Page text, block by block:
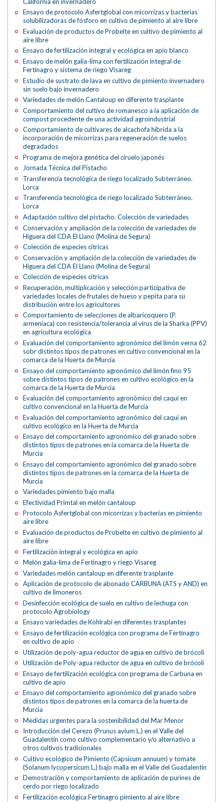
Ensayo de protocolo Asfertglobal con micorrizas y bacterias
solubilizadoras de fósforo en cultivo de pimiento al aire libre
Evaluación de productos de Probelte en cultivo de pimiento al
aire libre
Ensayo de fertilización integral y ecológica en apio blanco
Ensayo de melón galia-lima con fertilización integral de
Fertinagro y sistema de riego Visareg
Estudio de sustrato de lava en cultivo de pimiento invernadero
sin suelo bajo invernadero
Variedades de melón Cantaloup en diferente trasplante
Comportamiento del cultivo de romanesco a la aplicación de
compost procedente de una actividad agroindustrial
Comportamiento de cultivares de alcachofa híbrida a la
incorporación de micorrizas para regeneración de suelos
degradados
Programa de mejora genética del ciruelo japonés
Jornada Técnica del Pistacho
Transferencia tecnológica de riego localizado Subterráneo.
Lorca
Transferencia tecnológica de riego localizado Subterráneo.
Lorca
Adaptación cultivo del pistacho. Colección de variedades
Conservación y ampliación de la colección de variedades de
Higuera del CDA El Llano (Molina de Segura)
Colección de especies cítricas
Conservación y ampliación de la colección de variedades de
Higuera del CDA El Llano (Molina de Segura)
Colección de especies cítricas
Recuperación, multiplicación y selección participativa de
variedades locales de frutales de hueso y pepita para su
distribución entre los agricultores
Comportamiento de selecciones de albaricoquero (P.
armeniaca) con resistencia/tolerancia al virus de la Sharka (PPV)
en agricultura ecológica
Evaluación del comportamiento agronómico del limón verna 62
sobr distintos tipos de patrones en cultivo convencional en la
comarca de la Huerta de Murcia
Ensayo del comportamiento agronómico del limón fino 95
sobre distintos tipos de patrones en cultivo ecológico en la
comarca de la Huerta de Murcia
Evaluación del comportamiento agronómico del caqui en
cultivo convencional en la Huerta de Murcia
Evaluación del comportamiento agronómico del caqui en
cultivo ecológico en la Huerta de Murcia
Ensayo del comportamiento agronómico del granado sobre
distintos tipos de patrones en la comarca de la Huerta de
Murcia
Ensayo del comportamiento agronómico del granado sobre
distintos tipos de patrones en la comarca de la Huerta de
Murcia
Variedades pimiento bajo malla
Efectividad Primtal en melón cantaloup
Protocolo Asfertglobal con micorrizas y bacterias en pimiento
aire libre
Evaluación de productos de Probelte en cultivo de pimiento al
aire libre
Fertilización integral y ecológica en apio
Melón galia-lima de Fertinagro y riego Visareg
Variedades melón cantaloup en diferente trasplante
Aplicación de protocolo de abonado CARBUNA (ATS y AND) en
cultivo de limoneros
Desinfección ecológica de suelo en cultivo de lechuga con
protocolo Agrobiology
Ensayo variedades de Kohlrabi en diferentes trasplantes
Ensayo de fertilización ecológica con programa de Fertinagro
en cultivo de apio
Utilización de poly-agua reductor de agua en cultivo de brócoli
Utilización de Poly-agua reductor de agua en cultivo de brócoli
Ensayo de fertilización ecológica con programa de Carbuna en
cultivo de apio
Ensayo del comportamiento agronómico del granado sobre
distintos tipos de patrones en la comarca de la huerta de
Murcia
Medidas urgentes para la sostenibilidad del Mar Menor
Introducción del Cerezo (Prunus avium L.) en el Valle del
Guadalentín como cultivo complementario y/o alternativo a
otros cultivos tradicionales
Cultivo ecológico de Pimiento (Capsicum annuum) y tomate
(Solanum lycopersicum L.) bajo malla en el Valle del Guadalentín
Demostración y comportamiento de aplicación de purines de
cerdo por riego localizado
Fertilización ecológica Fertinagro pimiento al aire libre